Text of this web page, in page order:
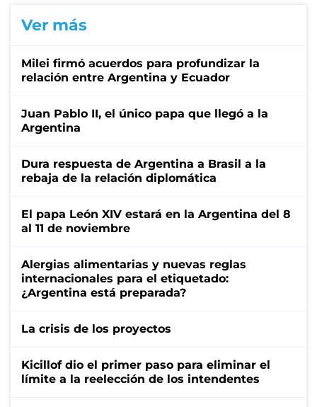
Ver más
Milei firmó acuerdos para profundizar la
relación entre Argentina y Ecuador
Juan Pablo II, el único papa que llegó a la
Argentina
Dura respuesta de Argentina a Brasil a la
rebaja de la relación diplomática
El papa León XIV estará en la Argentina del 8
al 11 de noviembre
Alergias alimentarias y nuevas reglas
internacionales para el etiquetado:
¿Argentina está preparada?
La crisis de los proyectos
Kicillof dio el primer paso para eliminar el
límite a la reelección de los intendentes